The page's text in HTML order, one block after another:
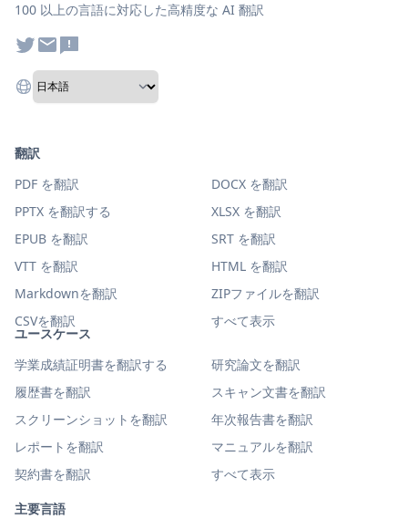
100 以上の言語に対応した高精度な AI 翻訳
ユースケース
学業成績証明書を翻訳する
研究論文を翻訳
履歴書を翻訳
スキャン文書を翻訳
スクリーンショットを翻訳
年次報告書を翻訳
レポートを翻訳
マニュアルを翻訳
契約書を翻訳
すべて表示
主要言語
翻訳
PDF を翻訳
DOCX を翻訳
PPTX を翻訳する
XLSX を翻訳
EPUB を翻訳
SRT を翻訳
VTT を翻訳
HTML を翻訳
Markdownを翻訳
ZIPファイルを翻訳
CSVを翻訳
すべて表示